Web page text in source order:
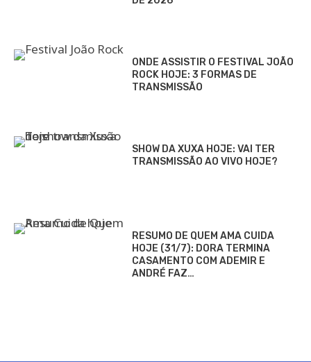
ONDE ASSISTIR O FESTIVAL JOÃO
ROCK HOJE: 3 FORMAS DE
TRANSMISSÃO
SHOW DA XUXA HOJE: VAI TER
TRANSMISSÃO AO VIVO HOJE?
RESUMO DE QUEM AMA CUIDA
HOJE (31/7): DORA TERMINA
CASAMENTO COM ADEMIR E
ANDRÉ FAZ…